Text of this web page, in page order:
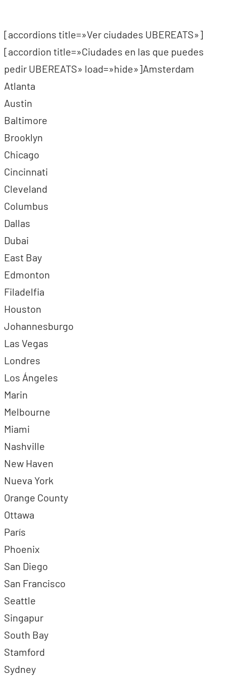
[accordions title=»Ver ciudades UBEREATS»]
[accordion title=»Ciudades en las que puedes
pedir UBEREATS» load=»hide»]Amsterdam
Atlanta
Austin
Baltimore
Brooklyn
Chicago
Cincinnati
Cleveland
Columbus
Dallas
Dubai
East Bay
Edmonton
Filadelfia
Houston
Johannesburgo
Las Vegas
Londres
Los Ángeles
Marin
Melbourne
Miami
Nashville
New Haven
Nueva York
Orange County
Ottawa
París
Phoenix
San Diego
San Francisco
Seattle
Singapur
South Bay
Stamford
Sydney